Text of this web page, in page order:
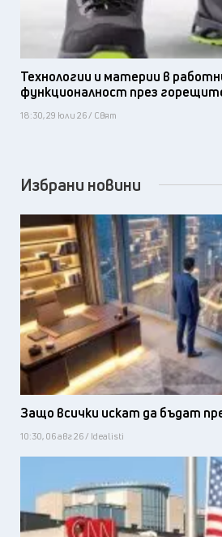
Технологии и материи в
функционалност през
18:30, 29 юли 26 / Свят
Избрани новини
Защо всички искат да бъдат
10:30, 06 авг 26 / Idealisti